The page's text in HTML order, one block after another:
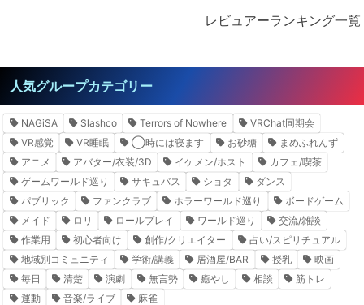
レビュアーランキング一覧
人気グループカテゴリー
NAGiSA Slashco Terrors of Nowhere
VRChat同期会
VR感覚
VR睡眠 ◯時には寝ます お砂糖
まめふれんず
アニメ
アバター/衣装/3D イケメン/ホスト
カフェ/喫茶
ゲームワールド巡り
サキュバス ショタ
ダンス
パブリック
ファンクラブ ホラーワールド巡り
ボードゲーム
メイド
ロリ ロールプレイ ワールド巡り
交流/雑談
作業用
初心者向け 創作/クリエイター
占い/スピリチュアル
地域別コミュニティ
学術/講義 居酒屋/BAR 授乳
映画
毎日
清楚 演劇 無言勢 癒やし 相談
筋トレ
運動
音楽/ライブ 麻雀